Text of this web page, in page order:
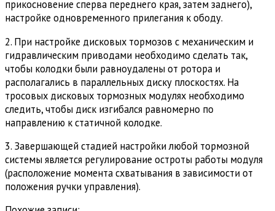
прикосновение сперва переднего края, затем заднего),
настройке одновременного прилегания к ободу.
2. При настройке дисковых тормозов с механическим и
гидравлическим приводами необходимо сделать так,
чтобы колодки были равноудалены от ротора и
располагались в параллельных диску плоскостях. На
тросовых дисковых тормозных модулях необходимо
следить, чтобы диск изгибался равномерно по
направлению к статичной колодке.
3. Завершающей стадией настройки любой тормозной
системы является регулирование остроты работы модуля
(расположение момента схватывания в зависимости от
положения ручки управления).